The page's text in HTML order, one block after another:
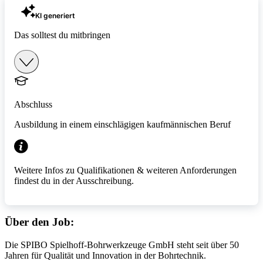
KI generiert
Das solltest du mitbringen
Abschluss
Ausbildung in einem einschlägigen kaufmännischen Beruf
Weitere Infos zu Qualifikationen & weiteren Anforderungen
findest du in der Ausschreibung.
Über den Job:
Die SPIBO Spielhoff-Bohrwerkzeuge GmbH steht seit über 50
Jahren für Qualität und Innovation in der Bohrtechnik.